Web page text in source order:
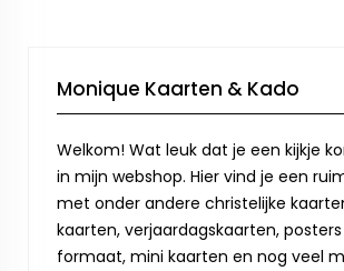
Monique Kaarten & Kado
Welkom! Wat leuk dat je een kijkje
in mijn webshop. Hier vind je een
met onder andere christelijke
kaarten, verjaardagskaarten,
formaat, mini kaarten en nog veel